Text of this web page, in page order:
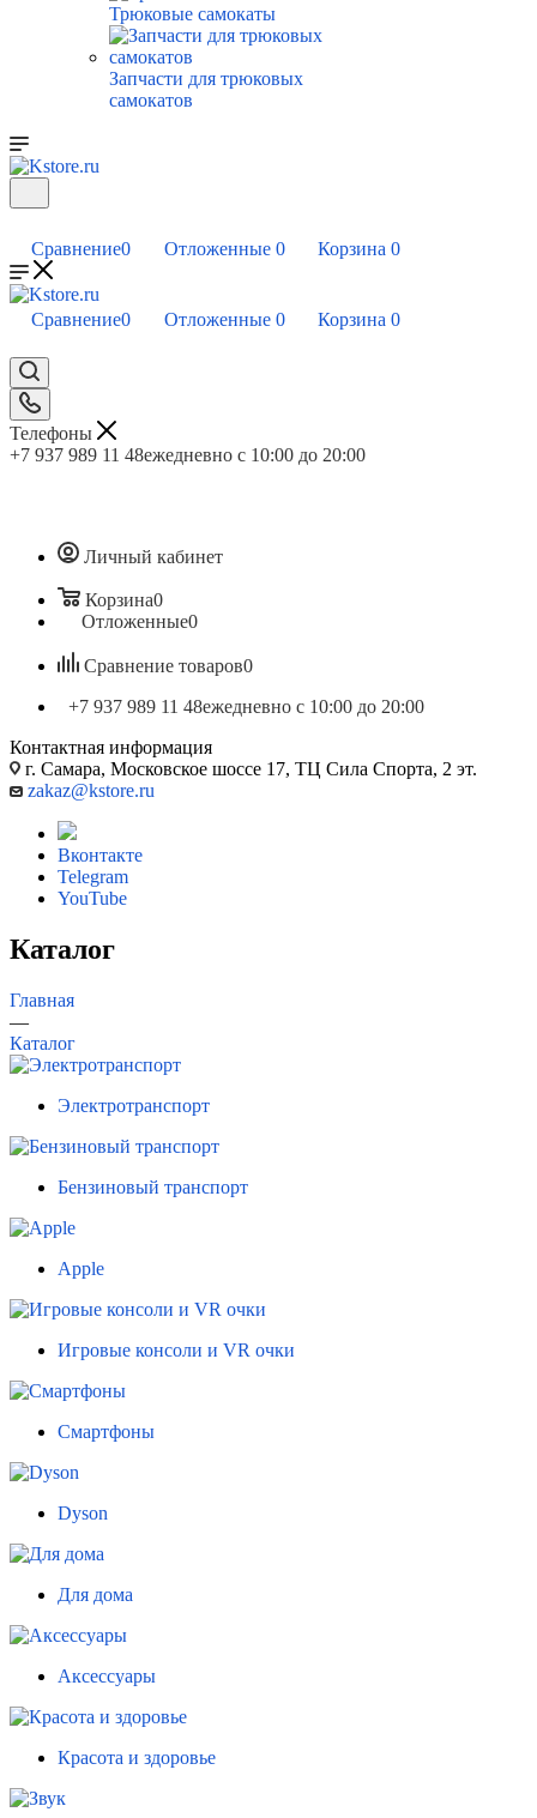
Трюковые самокаты
Запчасти для трюковых
самокатов
Сравнение0 Отложенные 0 Корзина 0
Сравнение0 Отложенные 0 Корзина 0
Телефоны
+7 937 989 11 48ежедневно с 10:00 до 20:00
Личный кабинет
Корзина0
Отложенные0
Сравнение товаров0
+7 937 989 11 48ежедневно с 10:00 до 20:00
Контактная информация
г. Самара, Московское шоссе 17, ТЦ Сила Спорта, 2 эт.
zakaz@kstore.ru
Вконтакте
Telegram
YouTube
Каталог
Главная
—
Каталог
Электротранспорт
Бензиновый транспорт
Apple
Игровые консоли и VR очки
Смартфоны
Dyson
Для дома
Аксессуары
Красота и здоровье